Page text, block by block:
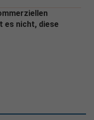
es nicht, diese